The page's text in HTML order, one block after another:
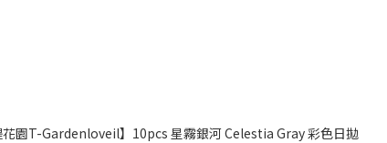
花園T-Gardenloveil】10pcs 星霧銀河 Celestia Gray 彩色日拋